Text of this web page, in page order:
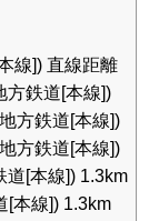
線]) 直線距離
方鉄道[本線])
方鉄道[本線])
方鉄道[本線])
道[本線]) 1.3km
[本線]) 1.3km